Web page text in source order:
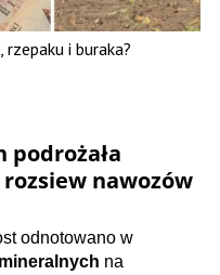
i buraka?
podrożała
nawozów
odnotowano w
na